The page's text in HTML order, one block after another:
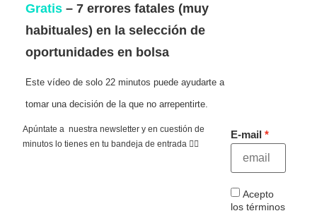
Gratis – 7 errores fatales (muy
habituales) en la selección de
oportunidades en bolsa
Este vídeo de solo 22 minutos puede ayudarte a
tomar una decisión de la que no arrepentirte.
Apúntate a nuestra newsletter y en cuestión de
minutos lo tienes en tu bandeja de entrada 👇🏻
E-mail
Acepto
los términos